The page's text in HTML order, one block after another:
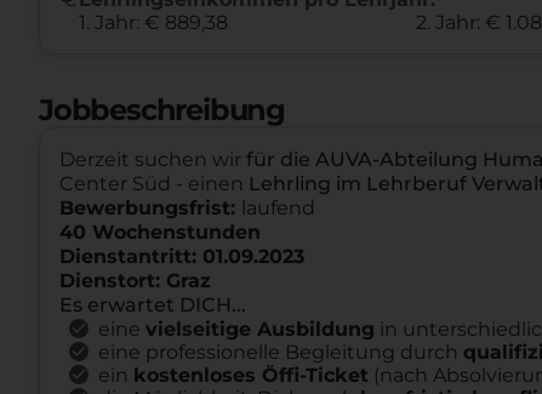
1. Jahr: € 889,38
2. Jahr: €
Jobbeschreibung
Derzeit suchen wir für die AUVA-Abteilung
Center Süd - einen Lehrling im Lehrberuf
Bewerbungsfrist: laufend
40 Wochenstunden
Dienstantritt: 01.09.2023
Dienstort: Graz
Es erwartet DICH...
eine vielseitige Ausbildung in
eine professionelle Begleitung durch
ein kostenloses Öffi-Ticket (nach